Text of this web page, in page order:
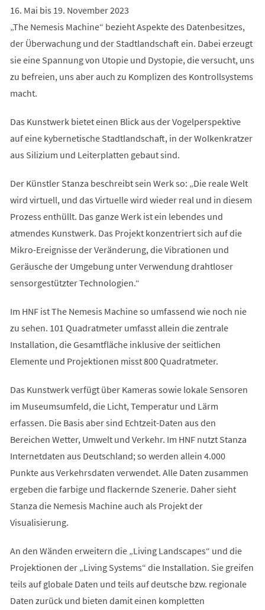
16. Mai bis 19. November 2023
„The Nemesis Machine“ bezieht Aspekte des Datenbesitzes,
der Überwachung und der Stadtlandschaft ein. Dabei erzeugt
sie eine Spannung von Utopie und Dystopie, die versucht, uns
zu befreien, uns aber auch zu Komplizen des Kontrollsystems
macht.
Das Kunstwerk bietet einen Blick aus der Vogelperspektive
auf eine kybernetische Stadtlandschaft, in der Wolkenkratzer
aus Silizium und Leiterplatten gebaut sind.
Der Künstler Stanza beschreibt sein Werk so: „Die reale Welt
wird virtuell, und das Virtuelle wird wieder real und in diesem
Prozess enthüllt. Das ganze Werk ist ein lebendes und
atmendes Kunstwerk. Das Projekt konzentriert sich auf die
Mikro-Ereignisse der Veränderung, die Vibrationen und
Geräusche der Umgebung unter Verwendung drahtloser
sensorgestützter Technologien.“
Im HNF ist The Nemesis Machine so umfassend wie noch nie
zu sehen. 101 Quadratmeter umfasst allein die zentrale
Installation, die Gesamtfläche inklusive der seitlichen
Elemente und Projektionen misst 800 Quadratmeter.
Das Kunstwerk verfügt über Kameras sowie lokale Sensoren
im Museumsumfeld, die Licht, Temperatur und Lärm
erfassen. Die Basis aber sind Echtzeit-Daten aus den
Bereichen Wetter, Umwelt und Verkehr. Im HNF nutzt Stanza
Internetdaten aus Deutschland; so werden allein 4.000
Punkte aus Verkehrsdaten verwendet. Alle Daten zusammen
ergeben die farbige und flackernde Szenerie. Daher sieht
Stanza die Nemesis Machine auch als Projekt der
Visualisierung.
An den Wänden erweitern die „Living Landscapes“ und die
Projektionen der „Living Systems“ die Installation. Sie greifen
teils auf globale Daten und teils auf deutsche bzw. regionale
Daten zurück und bieten damit einen kompletten